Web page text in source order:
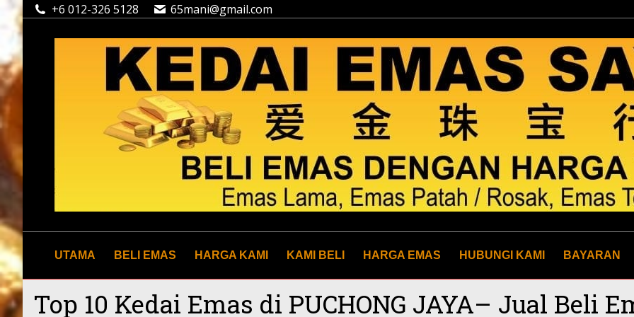
+6 012-326 5128 65mani@gmail.com
UTAMA BELI EMAS HARGA KAMI KAMI BELI HARGA EMAS HUBUNGI KAMI BAYARAN
Top 10 Kedai Emas di PUCHONG JAYA– Jual Beli